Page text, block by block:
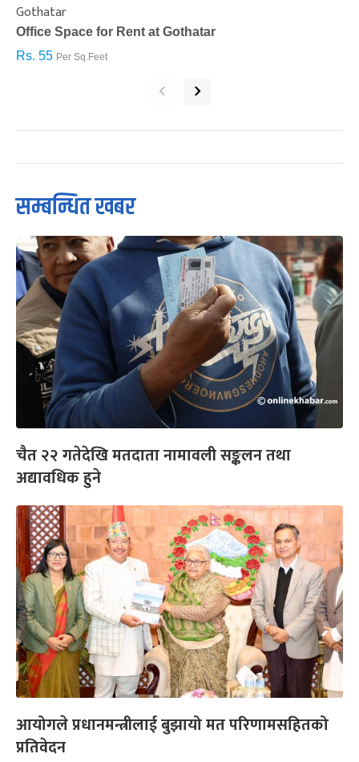
Gothatar
Office Space for Rent at Gothatar
Rs. 55 Per Sq.Feet
‹ ›
सम्बन्धित खबर
चैत २२ गतेदेखि मतदाता नामावली सङ्कलन तथा
अद्यावधिक हुने
आयोगले प्रधानमन्त्रीलाई बुझायो मत परिणामसहितको
प्रतिवेदन